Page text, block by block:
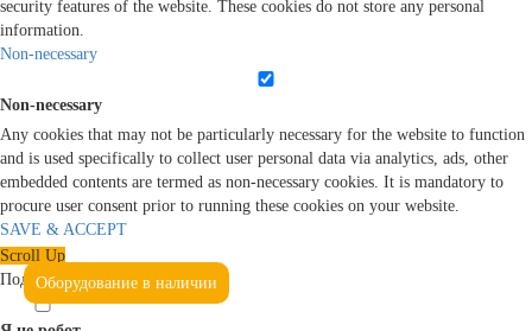
Оборудование в наличии
security features of the website. These cookies do not store any personal
information.
Non-necessary
Non-necessary
Any cookies that may not be particularly necessary for the website to function
and is used specifically to collect user personal data via analytics, ads, other
embedded contents are termed as non-necessary cookies. It is mandatory to
procure user consent prior to running these cookies on your website.
SAVE & ACCEPT
Scroll Up
Подтвердите, что вы не робот